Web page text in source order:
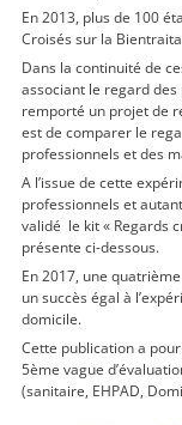
En 2013, plus de 100
Croisés sur la
Dans la continuité de
associant le regard des
remporté un projet de
est de comparer le
professionnels et des
A l’issue de cette
professionnels et
validé le kit « Regards
présente ci-dessous.
En 2017, une
un succès égal à
domicile.
Cette publication a
5ème vague
(sanitaire, EHPAD,